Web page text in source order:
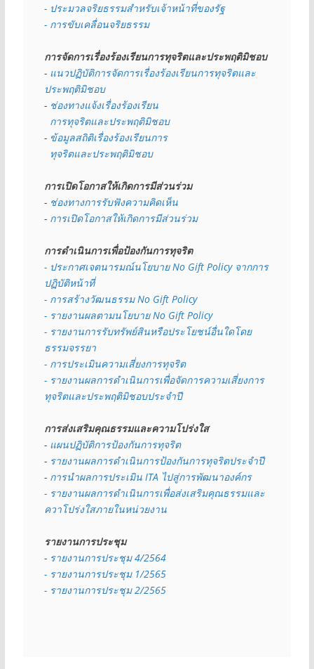
- ประมวลจริยธรรมสำหรับเจ้าหน้าที่ของรัฐ
- การขับเคลื่อนจริยธรรม
การจัดการเรื่องร้องเรียนการทุจริตและประพฤติมิชอบ
- แนวปฏิบัติการจัดการเรื่องร้องเรียนการทุจริตและ
ประพฤติมิชอบ
- ช่องทางแจ้งเรื่องร้องเรียน
  การทุจริตและประพฤติมิชอบ
- ข้อมูลสถิติเรื่องร้องเรียนการ
  ทุจริตและประพฤติมิชอบ
การเปิดโอกาสให้เกิดการมีส่วนร่วม
- ช่องทางการรับฟังความคิดเห็น
- การเปิดโอกาสให้เกิดการมีส่วนร่วม
การดำเนินการเพื่อป้องกันการทุจริต
- ประกาศเจตนารมณ์นโยบาย No Gift Policy จากการ
ปฏิบัติหน้าที่
- การสร้างวัฒนธรรม No Gift Policy
- รายงานผลตามนโยบาย No Gift Policy
- รายงานการรับทรัพย์สินหรือประโยชน์อื่นใดโดย
ธรรมจรรยา
- การประเมินความเสี่ยงการทุจริต
- รายงานผลการดำเนินการเพื่อจัดการความเสี่ยงการ
ทุจริตและประพฤติมิชอบประจำปี
การส่งเสริมคุณธรรมและความโปร่งใส
- แผนปฏิบัติการป้องกันการทุจริต
- รายงานผลการดำเนินการป้องกันการทุจริตประจำปี
- การนำผลการประเมิน ITA ไปสู่การพัฒนาองค์กร
- รายงานผลการดำเนินการเพื่อส่งเสริมคุณธรรมและ
ควาโปร่งใสภายในหน่วยงาน
รายงานการประชุม
- รายงานการประชุม 4/2564
- รายงานการประชุม 1/2565
- รายงานการประชุม 2/2565